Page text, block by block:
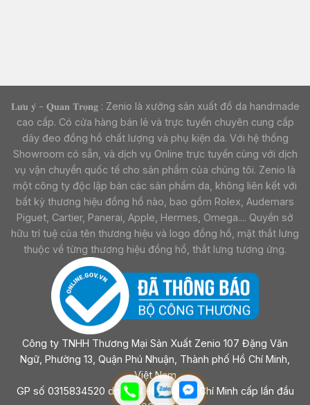
𝐋𝐮̛𝐮 𝐲́ - 𝐐𝐮𝐚𝐧 𝐓𝐫𝐨̣𝐧𝐠 : Zenio là xưởng sản xuất đồ da handmade
cao cấp. Có cửa hàng bán lẻ và trực tuyến chuyên cung cấp
dây đeo đồng hồ chất lượng và phụ kiện da. Với hệ thống
Showroom có sẵn, và dịch vụ Online trực tuyến cùng với dịch
vụ vận chuyển quốc tế cho sản phẩm của chúng tôi. Zenio là
một công ty độc lập bán các sản phẩm da, không liên kết với
bất kỳ thương hiệu đồng hồ nào, bao gồm Rolex, Audemars
Piguet, Cartier, Panerai, Apple, Hermes, Omega.... Quyền sở
hữu trí tuệ của tên thương hiệu và logo đồng hồ, mặt thắt lưng
thuộc về từng thương hiệu đồng hồ, thắt lưng tương ứng.
Công ty TNHH Thương Mại Sản Xuất Zenio 107 Đặng Văn
Ngữ, Phường 13, Quận Phú Nhuận, Thành phố Hồ Chí Minh,
Việt Nam
GP số 0315834520 do sở KHĐT Tp Hồ Chí Minh cấp lần đầu